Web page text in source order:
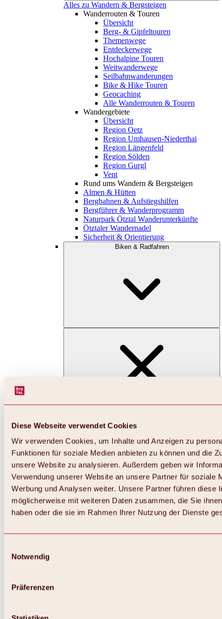
Diese Webseite verwendet Cookies
Wir verwenden Cookies, um Inhalte und Anzeigen zu
Funktionen für soziale Medien anbieten zu können und die
unsere Website zu analysieren. Außerdem geben wir
Verwendung unserer Website an unsere Partner für soziale
Werbung und Analysen weiter. Unsere Partner führen diese
möglicherweise mit weiteren Daten zusammen, die Sie
haben oder die sie im Rahmen Ihrer Nutzung der Dienste
Notwendig
Präferenzen
Alles zu Wandern & Bergsteigen
Wanderrouten & Touren
Übersicht
Berg- & Gipfeltouren
Themenwege
Entdeckerwege
Hochalpine Touren
Weitwanderwege
Seilbahnwanderungen
Bike & Hike Touren
Geocaching
Alle Wanderrouten & Touren
Wandergebiete
Übersicht
Region Oetz
Region Umhausen-Niederthai
Region Längenfeld
Region Sölden
Region Gurgl
Vent
Rund ums Wandern & Bergsteigen
Almen & Hütten
Bergbahnen & Aufstiegshilfen
Bergführer & Wanderprogramm
Naturpark Ötztal Wanderunterkünfte
Ötztaler Wandernadel
Sicherheit & Orientierung
Biken & Radfahren